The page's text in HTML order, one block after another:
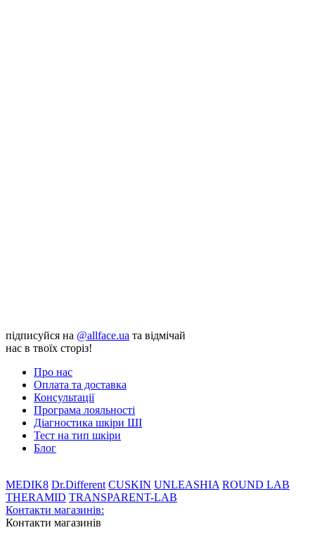
підписуйся на @allface.ua та відмічай
нас в твоїх сторіз!
Про нас
Оплата та доставка
Консультації
Програма лояльності
Діагностика шкіри ШІ
Тест на тип шкіри
Блог
MEDIK8 Dr.Different CUSKIN UNLEASHIA ROUND LAB
THERAMID TRANSPARENT-LAB
Контакти магазинів:
Контакти магазинів